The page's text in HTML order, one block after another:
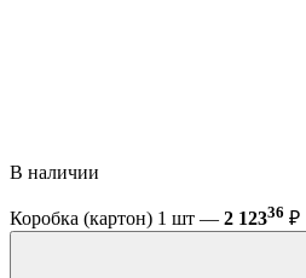
В наличии
Коробка (картон) 1 шт — 2 12336 ₽